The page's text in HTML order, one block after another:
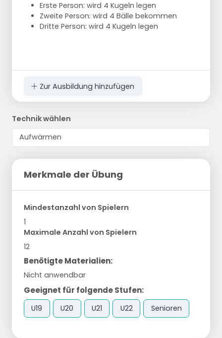
Erste Person: wird 4 Kugeln legen
Zweite Person: wird 4 Bälle bekommen
Dritte Person: wird 4 Kugeln legen
Zur Ausbildung hinzufügen
Technik wählen
Merkmale der Übung
Mindestanzahl von Spielern
1
Maximale Anzahl von Spielern
12
Benötigte Materialien:
Nicht anwendbar
Geeignet für folgende Stufen:
U19 U20 U21 U22 Senioren